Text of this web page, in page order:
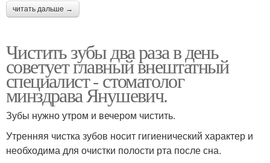
читать дальше →
Чистить зубы два раза в день
советует главный внештатный
специалист - стоматолог
минздрава Янушевич.
Зубы нужно утром и вечером чистить.
Утренняя чистка зубов носит гигиенический характер и
необходима для очистки полости рта после сна.